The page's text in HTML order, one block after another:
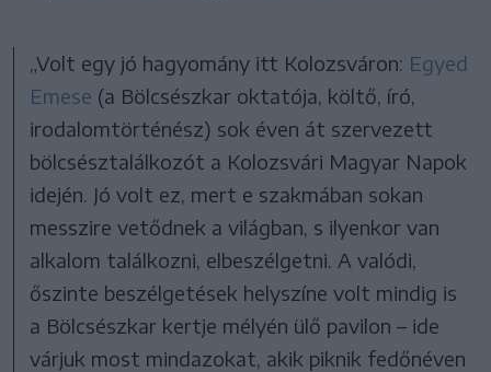
„Volt egy jó hagyomány itt Kolozsváron: Egyed
Emese (a Bölcsészkar oktatója, költő, író,
irodalomtörténész) sok éven át szervezett
bölcsésztalálkozót a Kolozsvári Magyar Napok
idején. Jó volt ez, mert e szakmában sokan
messzire vetődnek a világban, s ilyenkor van
alkalom találkozni, elbeszélgetni. A valódi,
őszinte beszélgetések helyszíne volt mindig is
a Bölcsészkar kertje mélyén ülő pavilon – ide
várjuk most mindazokat, akik piknik fedőnéven